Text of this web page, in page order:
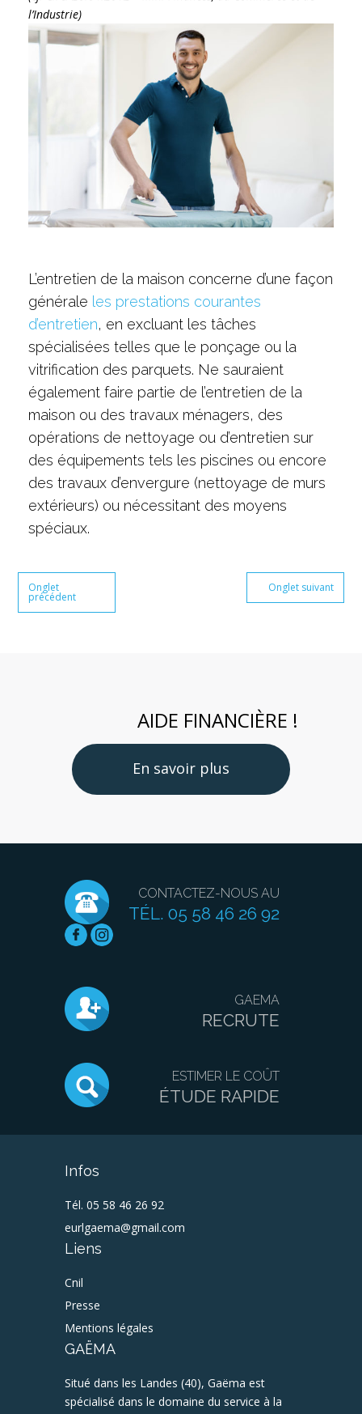
l’Industrie)
L’entretien de la maison concerne d’une façon
générale les prestations courantes
d’entretien, en excluant les tâches
spécialisées telles que le ponçage ou la
vitrification des parquets. Ne sauraient
également faire partie de l’entretien de la
maison ou des travaux ménagers, des
opérations de nettoyage ou d’entretien sur
des équipements tels les piscines ou encore
des travaux d’envergure (nettoyage de murs
extérieurs) ou nécessitant des moyens
spéciaux.
Onglet
précédent
Onglet suivant
AIDE FINANCIÈRE !
En savoir plus
CONTACTEZ-NOUS AU
TÉL. 05 58 46 26 92
GAEMA
RECRUTE
ESTIMER LE COÛT
ÉTUDE RAPIDE
Infos
Tél. 05 58 46 26 92
eurlgaema@gmail.com
Liens
Cnil
Presse
Mentions légales
GAËMA
Situé dans les Landes (40), Gaëma est
spécialisé dans le domaine du service à la